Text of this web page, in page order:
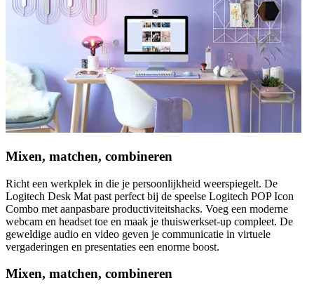
Mixen, matchen, combineren
Richt een werkplek in die je persoonlijkheid weerspiegelt. De
Logitech Desk Mat past perfect bij de speelse Logitech POP Icon
Combo met aanpasbare productiviteitshacks. Voeg een moderne
webcam en headset toe en maak je thuiswerkset-up compleet. De
geweldige audio en video geven je communicatie in virtuele
vergaderingen en presentaties een enorme boost.
Mixen, matchen, combineren